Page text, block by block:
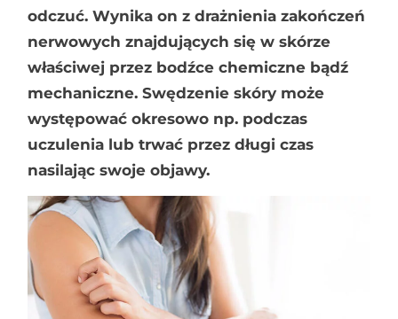
odczuć. Wynika on z drażnienia zakończeń
nerwowych znajdujących się w skórze
właściwej przez bodźce chemiczne bądź
mechaniczne. Swędzenie skóry może
występować okresowo np. podczas
uczulenia lub trwać przez długi czas
nasilając swoje objawy.